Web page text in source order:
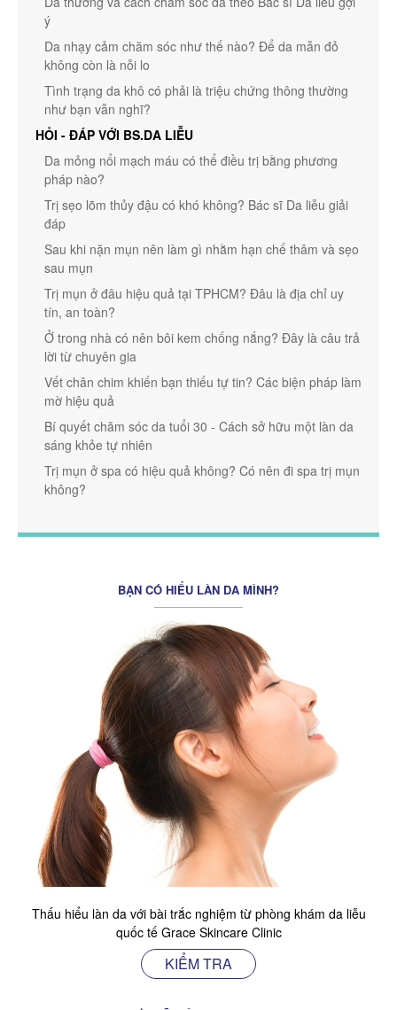
ý
Da nhạy cảm chăm sóc như thế nào? Để da mẫn đỏ
không còn là nỗi lo
Tình trạng da khô có phải là triệu chứng thông thường
như bạn vẫn nghĩ?
HỎI - ĐÁP VỚI BS.DA LIỄU
Da mỏng nổi mạch máu có thể điều trị bằng phương
pháp nào?
Trị sẹo lõm thủy đậu có khó không? Bác sĩ Da liễu giải
đáp
Sau khi nặn mụn nên làm gì nhằm hạn chế thâm và sẹo
sau mụn
Trị mụn ở đâu hiệu quả tại TPHCM? Đâu là địa chỉ uy
tín, an toàn?
Ở trong nhà có nên bôi kem chống nắng? Đây là câu trả
lời từ chuyên gia
Vết chân chim khiến bạn thiếu tự tin? Các biện pháp làm
mờ hiệu quả
Bí quyết chăm sóc da tuổi 30 - Cách sở hữu một làn da
sáng khỏe tự nhiên
Trị mụn ở spa có hiệu quả không? Có nên đi spa trị mụn
không?
BẠN CÓ HIỂU LÀN DA MÌNH?
Thấu hiểu làn da với bài trắc nghiệm từ phòng khám da liễu
quốc tế Grace Skincare Clinic
KIỂM TRA